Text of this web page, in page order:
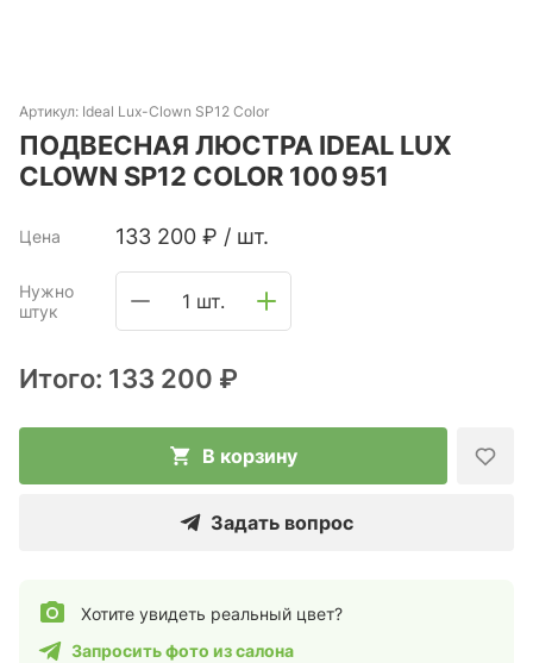
Артикул: Ideal Lux-Clown SP12 Color
ПОДВЕСНАЯ ЛЮСТРА IDEAL LUX
CLOWN SP12 COLOR 100 951
Цена 133 200 ₽ / шт.
Нужно
штук
1 шт.
Итого: 133 200 ₽
В корзину
Задать вопрос
Хотите увидеть реальный цвет?
Запросить фото из салона